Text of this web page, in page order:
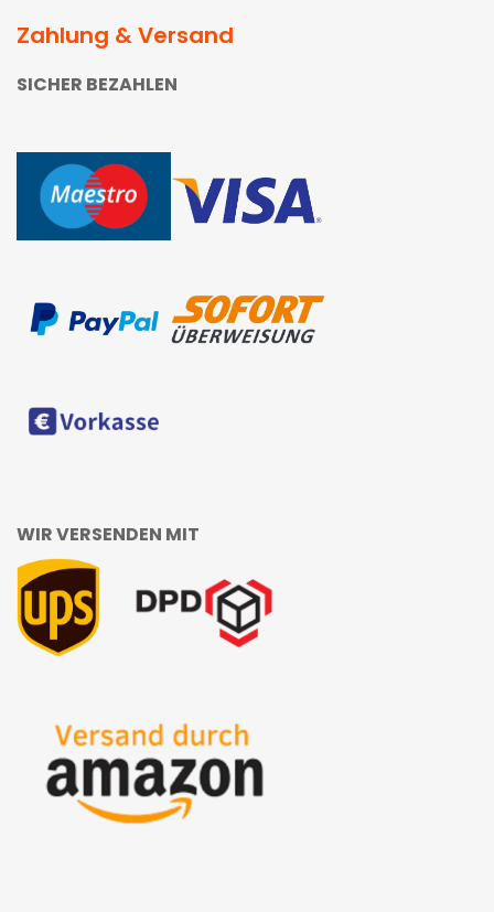
Zahlung & Versand
SICHER BEZAHLEN
WIR VERSENDEN MIT